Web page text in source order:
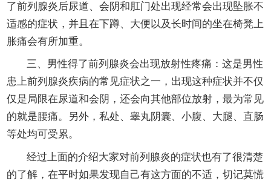
了前列腺炎后尿道、会阴和肛门处出现经常会出现坠胀不
适感的症状，并且在下蹲、大便以及长时间的坐在椅凳上
胀痛会有所加重。
三、男性得了前列腺炎会出现放射性疼痛：这是男性
患上前列腺炎疾病的常见症状之一，出现这种症状并不仅
仅是局限在尿道和会阴，还会向其他部位放射，最为常见
的就是腰痛。另外，私处、睾丸阴囊、小腹、大腿、直肠
等处均可受累。
经过上面的介绍大家对前列腺炎的症状也有了很清楚
的了解，在平时如果发现自己有这方面的不适，切记莫慌